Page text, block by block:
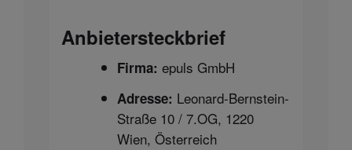
Anbieter­steckbrief
Firma: epuls GmbH
Adresse: Leonard-Bernstein-
Straße 10 / 7.OG, 1220
Wien, Österreich